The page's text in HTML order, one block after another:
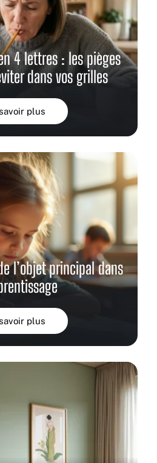
4 lettres : les pièges
dans vos grilles
plus
l’objet principal dans
plus